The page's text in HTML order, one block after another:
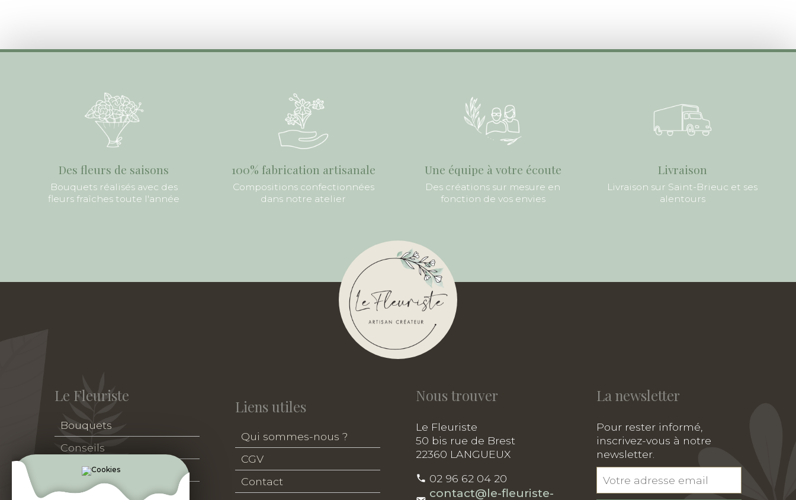
Des fleurs de saisons
Bouquets réalisés avec des
fleurs fraîches toute l'année
100% fabrication artisanale
Compositions confectionnées
dans notre atelier
Une équipe à votre écoute
Des créations sur mesure en
fonction de vos envies
Livraison
Livraison sur Saint-Brieuc et ses
alentours
Le Fleuriste
Bouquets
Conseils
Deuil
Accessoires
Liens utiles
Qui sommes-nous ?
CGV
Contact
Nous trouver
Le Fleuriste
50 bis rue de Brest
22360 LANGUEUX
02 96 62 04 20
contact@le-fleuriste-
La newsletter
Pour rester informé,
inscrivez-vous à notre
newsletter.